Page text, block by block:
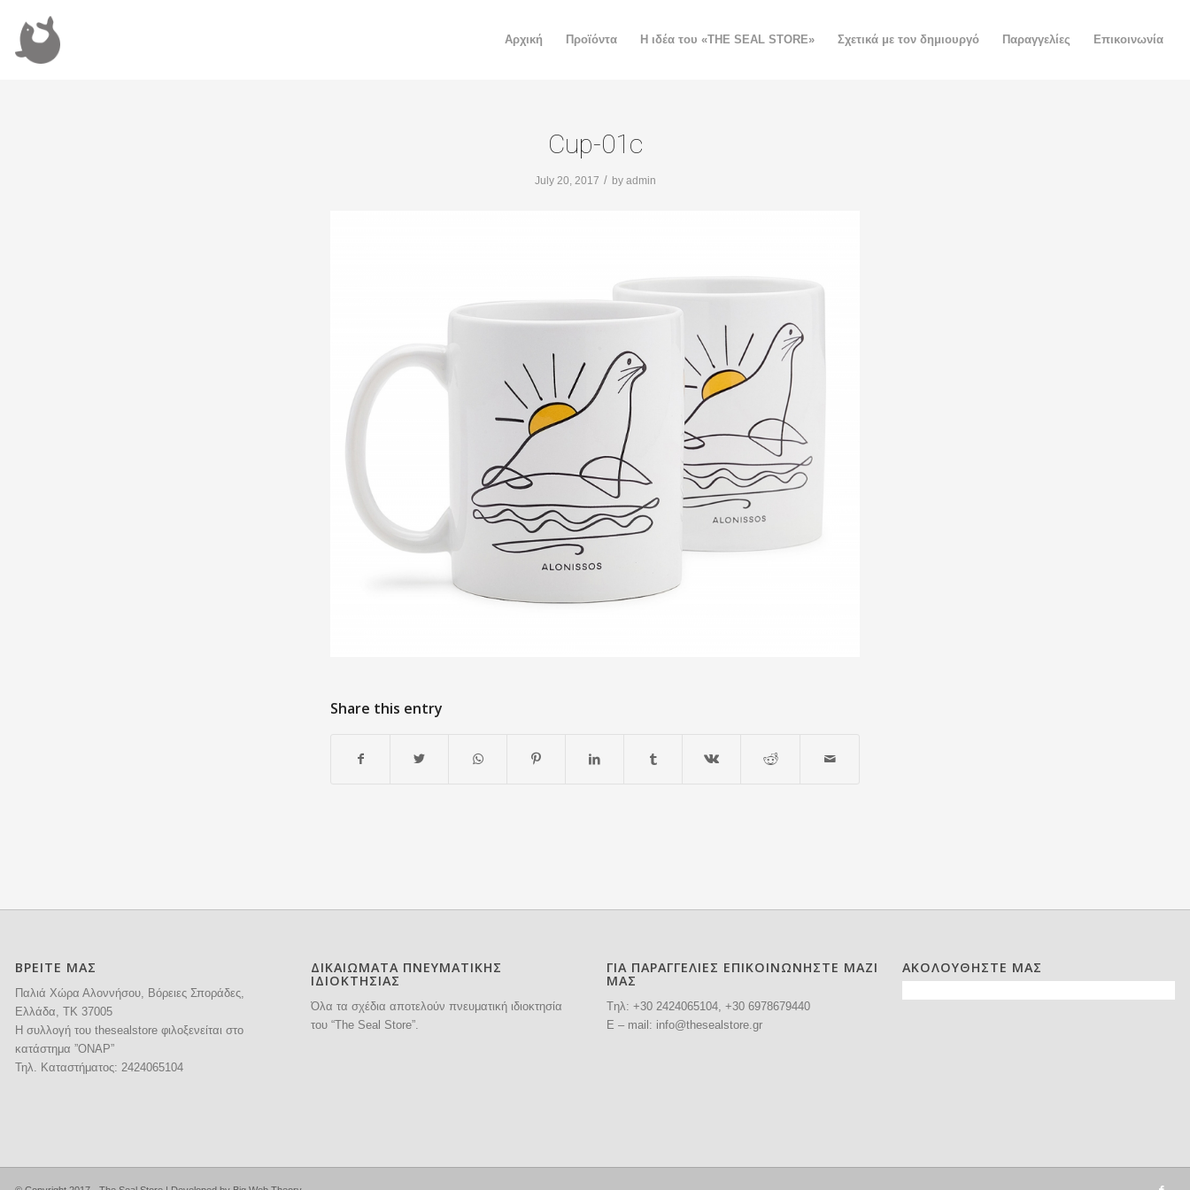
Αρχική Προϊόντα H ιδέα του «THE SEAL STORE» Σχετικά με τον δημιουργό Παραγγελίες Επικοινωνία
Cup-01c
July 20, 2017 / by admin
Share this entry
ΒΡΕΙΤΕ ΜΑΣ
Παλιά Χώρα Αλοννήσου, Βόρειες Σποράδες,
Ελλάδα, ΤΚ 37005
H συλλογή του thesealstore φιλοξενείται στο
κατάστημα ”ΟΝΑΡ”
Τηλ. Καταστήματος: 2424065104
ΔΙΚΑΙΩΜΑΤΑ ΠΝΕΥΜΑΤΙΚΗΣ
ΙΔΙΟΚΤΗΣΙΑΣ
Όλα τα σχέδια αποτελούν πνευματική ιδιοκτησία
του “The Seal Store”.
ΓΙΑ ΠΑΡΑΓΓΕΛΙΕΣ ΕΠΙΚΟΙΝΩΝΗΣΤΕ ΜΑΖΙ
ΜΑΣ
Tηλ: +302424065104, +30 6978679440
E – mail: info@thesealstore.gr
ΑΚΟΛΟΥΘΗΣΤΕ ΜΑΣ